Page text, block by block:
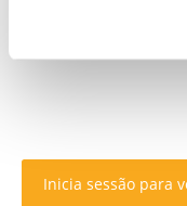
Inicia sessão para